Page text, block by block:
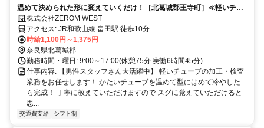
温めて決められた形に変えていくだけ！［北葛城郡王寺町］≪軽いチュ
ーブの加工・検査≫◆時給1100円～！◆交通費支給あり！◆社保あり！
株式会社ZEROM WEST
アクセス: JR和歌山線 畠田駅 徒歩10分
時給1,100円～1,375円
奈良県北葛城郡
勤務時間・曜日: 9:00～17:00(休憩75分 実働6時間45分)
仕事内容: 【男性スタッフさん大活躍中】 軽いチューブの加工・検査
業務をお任せします！ かたいチューブを温めて型にはめて冷やした
ら完成！ 丁寧に教えていただけますので スグに覚えていただけると
思...
交通費支給 シフト制